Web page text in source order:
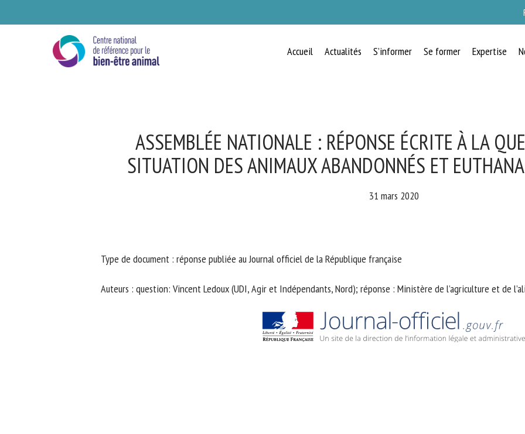
Accueil Actualités S’informer Se former Expertise
ASSEMBLÉE NATIONALE : RÉPONSE ÉCRITE À LA
SITUATION DES ANIMAUX ABANDONNÉS ET
31 mars 2020
Type de document : réponse publiée au Journal officiel de la République française
Auteurs : question: Vincent Ledoux (UDI, Agir et Indépendants, Nord); réponse : Ministère de l’agriculture et de
BIEN-ÊTRE ANIMAL
*
Organisme
E-mail *